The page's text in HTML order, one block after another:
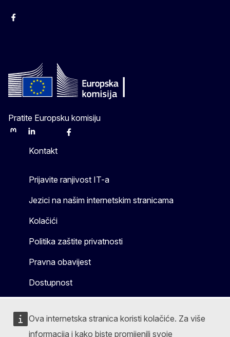
Ova internetska stranica koristi kolačiće. Za više
informacija i kako biste promijenili svoje
Facebook
Pratite Europsku komisiju
MastodonLinkedInBlueskyFacebook
Kontakt
Prijavite ranjivost IT-a
Jezici na našim internetskim stranicama
Kolačići
Politika zaštite privatnosti
Pravna obavijest
Dostupnost